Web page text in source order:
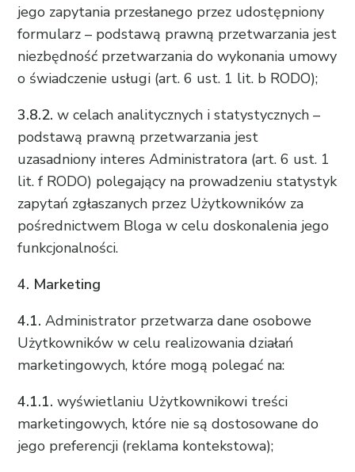
jego zapytania przesłanego przez udostępniony
formularz – podstawą prawną przetwarzania jest
niezbędność przetwarzania do wykonania umowy
o świadczenie usługi (art. 6 ust. 1 lit. b RODO);
3.8.2. w celach analitycznych i statystycznych –
podstawą prawną przetwarzania jest
uzasadniony interes Administratora (art. 6 ust. 1
lit. f RODO) polegający na prowadzeniu statystyk
zapytań zgłaszanych przez Użytkowników za
pośrednictwem Bloga w celu doskonalenia jego
funkcjonalności.
4. Marketing
4.1. Administrator przetwarza dane osobowe
Użytkowników w celu realizowania działań
marketingowych, które mogą polegać na:
4.1.1. wyświetlaniu Użytkownikowi treści
marketingowych, które nie są dostosowane do
jego preferencji (reklama kontekstowa);